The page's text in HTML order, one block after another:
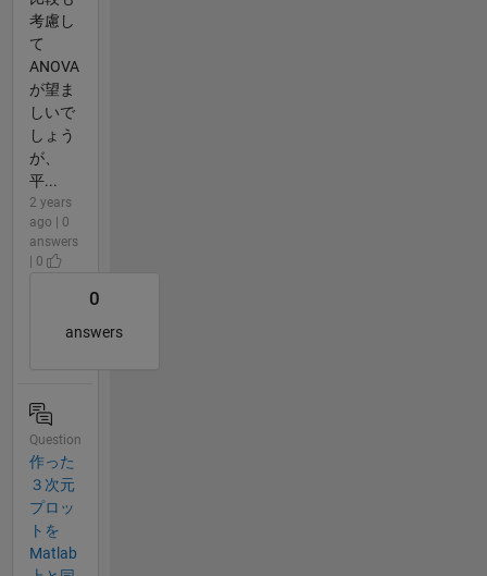
考慮し
て
ANOVA
が望ま
しいで
しょう
が、
平...
2 years
ago | 0
answers
| 0
0
answers
Question
作った
３次元
プロッ
トを
Matlab